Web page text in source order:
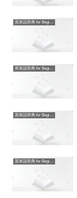
英単語辞典 for Beginners
英単語辞典 for Beginners
英単語辞典 for Beginners
英単語辞典 for Beginners